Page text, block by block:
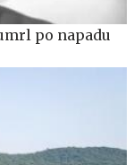
po napadu